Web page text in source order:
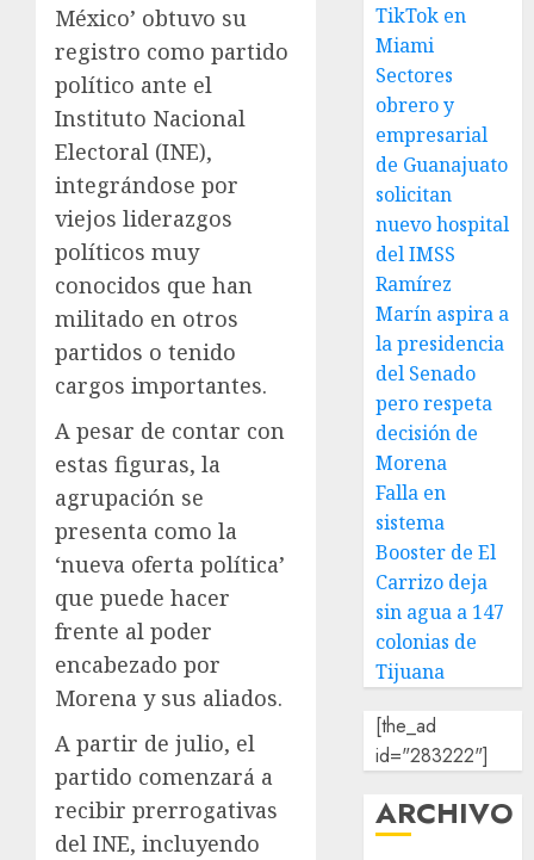
México’ obtuvo su
registro como partido
político ante el
Instituto Nacional
Electoral (INE),
integrándose por
viejos liderazgos
políticos muy
conocidos que han
militado en otros
partidos o tenido
cargos importantes.
A pesar de contar con
estas figuras, la
agrupación se
presenta como la
‘nueva oferta política’
que puede hacer
frente al poder
encabezado por
Morena y sus aliados.
A partir de julio, el
partido comenzará a
recibir prerrogativas
del INE, incluyendo
TikTok en
Miami
Sectores
obrero y
empresarial
de Guanajuato
solicitan
nuevo hospital
del IMSS
Ramírez
Marín aspira a
la presidencia
del Senado
pero respeta
decisión de
Morena
Falla en
sistema
Booster de El
Carrizo deja
sin agua a 147
colonias de
Tijuana
[the_ad
id="283222"]
ARCHIVO